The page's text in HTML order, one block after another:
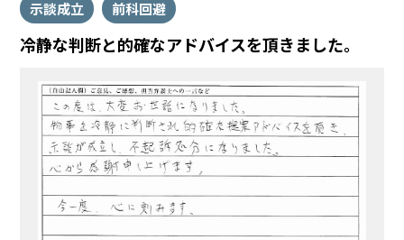
示談成立 前科回避
冷静な判断と的確なアドバイスを頂きました。